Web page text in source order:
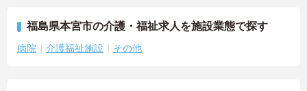
福島県本宮市の介護・福祉求人を施設業態で探す
病院 介護福祉施設 その他